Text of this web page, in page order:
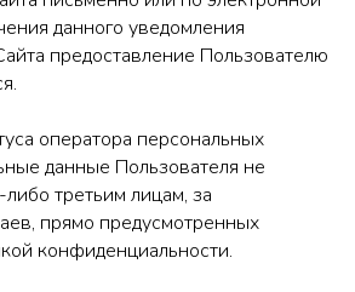
данного уведомления
предоставление Пользователю
оператора персональных
данные Пользователя не
третьим лицам, за
прямо предусмотренных
конфиденциальности.